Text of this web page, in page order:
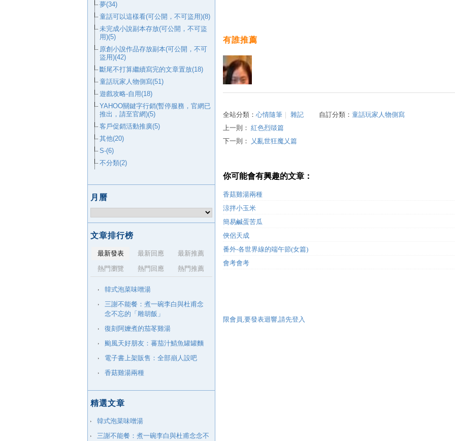
有誰推薦
全站分類： 心情隨筆 雜記 自訂分類： 童話玩家人物側寫
上一則： 紅色烈燄篇
下一則：
乂亂世狂魔乂篇
你可能會有興趣的文章：
香菇雞湯兩種
涼拌小玉米
簡易鹹蛋苦瓜
俠侶天成
番外-各世界線的端午節(女篇)
會考會考
限會員,要發表迴響,請先登入
夢(34)
童話可以這樣看(可公開，不可盜用)(8)
未完成小說副本存放(可公開，不可盜
用)(5)
原創小說作品存放副本(可公開，不可
盜用)(42)
斷尾不打算繼續寫完的文章置放(18)
童話玩家人物側寫(51)
遊戲攻略-自用(18)
YAHOO關鍵字行銷(暫停服務，官網已
推出，請至官網)(5)
客戶促銷活動推廣(5)
其他(20)
S-(6)
不分類(2)
月曆
文章排行榜
最新發表 最新回應
最新推薦
熱門瀏覽
熱門回應 熱門推薦
韓式泡菜味噌湯
三謝不能餐：煮一碗李白與杜甫念
念不忘的「雕胡飯」
復刻阿嬤煮的茄苳雞湯
颱風天好朋友：蕃茄汁鯖魚罐罐麵
電子書上架販售：全部崩人設吧
香菇雞湯兩種
精選文章
韓式泡菜味噌湯
三謝不能餐：煮一碗李白與杜甫念念不